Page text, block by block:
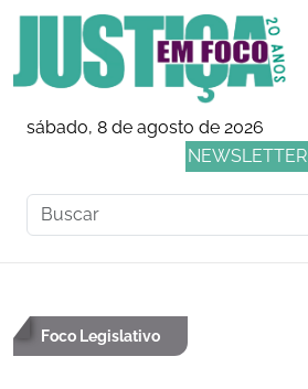
sábado, 8 de agosto de 2026
NEWSLETTER
Foco Legislativo